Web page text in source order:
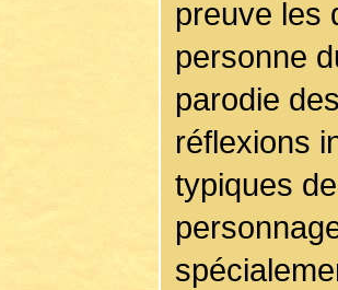
preuve les
personne
parodie
réflexions
typiques